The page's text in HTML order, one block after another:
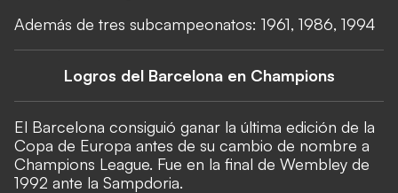
Además de tres subcampeonatos: 1961, 1986, 1994
Logros del Barcelona en Champions
El Barcelona consiguió ganar la última edición de la
Copa de Europa antes de su cambio de nombre a
Champions League. Fue en la final de Wembley de
1992 ante la Sampdoria.